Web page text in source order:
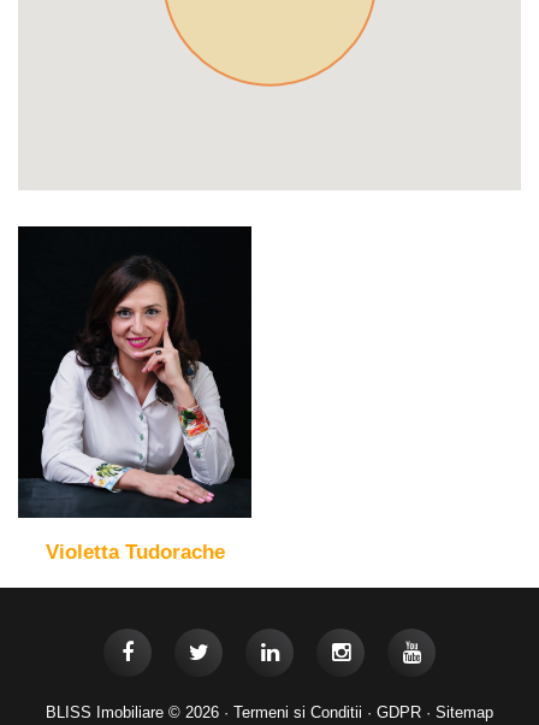
Violetta Tudorache
BLISS Imobiliare © 2026 · Termeni si Conditii · GDPR · Sitemap